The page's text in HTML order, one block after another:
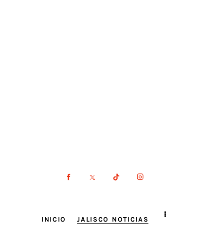
INICIO JALISCO NOTICIAS